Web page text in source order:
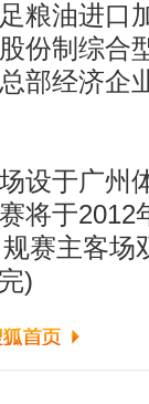
粮油进口
份制综合
部经济企
于广州
将于2012
赛主客场
)